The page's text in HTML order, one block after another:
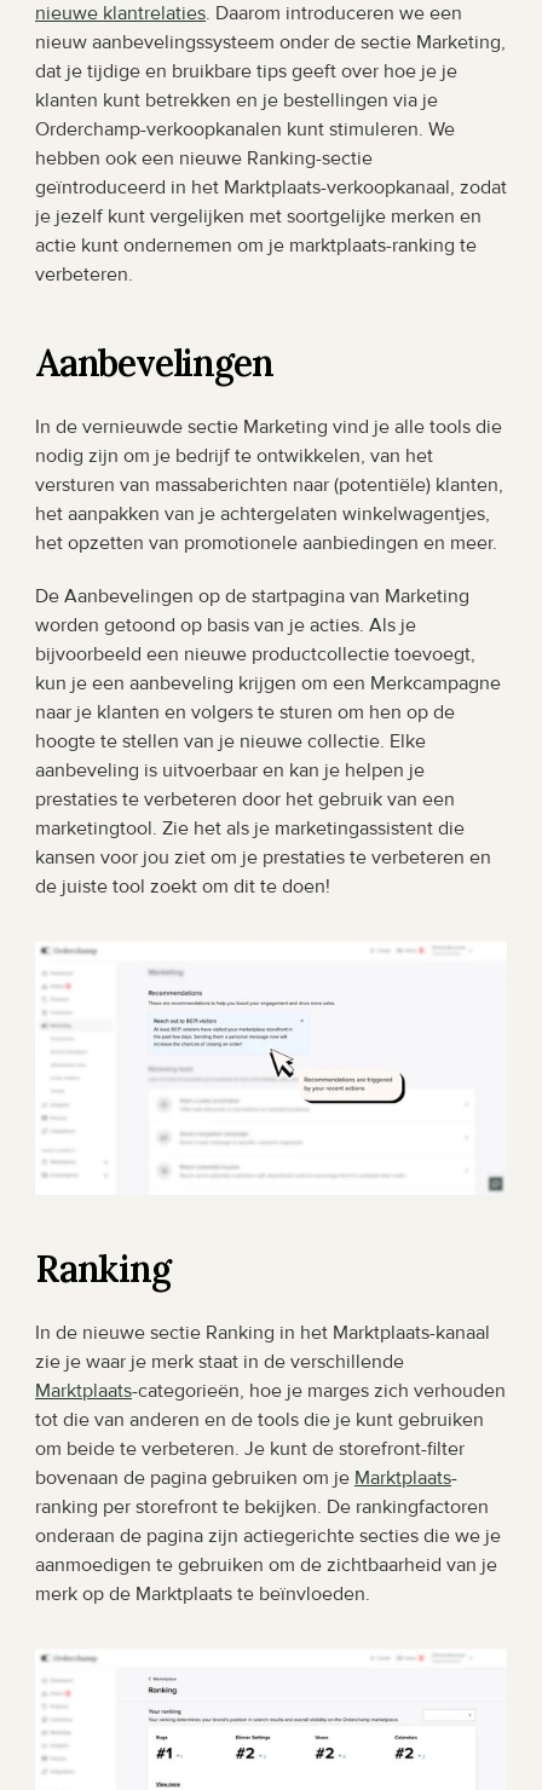
nieuwe klantrelaties. Daarom introduceren we een
nieuw aanbevelingssysteem onder de sectie Marketing,
dat je tijdige en bruikbare tips geeft over hoe je je
klanten kunt betrekken en je bestellingen via je
Orderchamp-verkoopkanalen kunt stimuleren. We
hebben ook een nieuwe Ranking-sectie
geïntroduceerd in het Marktplaats-verkoopkanaal, zodat
je jezelf kunt vergelijken met soortgelijke merken en
actie kunt ondernemen om je marktplaats-ranking te
verbeteren.
Aanbevelingen
In de vernieuwde sectie Marketing vind je alle tools die
nodig zijn om je bedrijf te ontwikkelen, van het
versturen van massaberichten naar (potentiële) klanten,
het aanpakken van je achtergelaten winkelwagentjes,
het opzetten van promotionele aanbiedingen en meer.
De Aanbevelingen op de startpagina van Marketing
worden getoond op basis van je acties. Als je
bijvoorbeeld een nieuwe productcollectie toevoegt,
kun je een aanbeveling krijgen om een Merkcampagne
naar je klanten en volgers te sturen om hen op de
hoogte te stellen van je nieuwe collectie. Elke
aanbeveling is uitvoerbaar en kan je helpen je
prestaties te verbeteren door het gebruik van een
marketingtool. Zie het als je marketingassistent die
kansen voor jou ziet om je prestaties te verbeteren en
de juiste tool zoekt om dit te doen!
Ranking
In de nieuwe sectie Ranking in het Marktplaats-kanaal
Marktplaats-categorieën, hoe je marges zich verhouden
tot die van anderen en de tools die je kunt gebruiken
om beide te verbeteren. Je kunt de storefront-filter
bovenaan de pagina gebruiken om je Marktplaats-
ranking per storefront te bekijken. De rankingfactoren
onderaan de pagina zijn actiegerichte secties die we je
aanmoedigen te gebruiken om de zichtbaarheid van je
merk op de Marktplaats te beïnvloeden.